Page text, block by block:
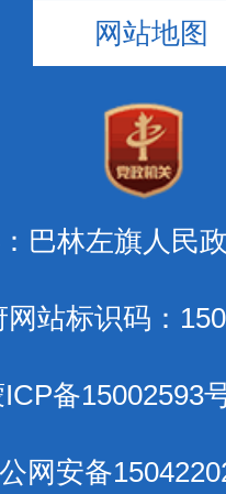
网站地图
巴林左旗人民
网站标识码：
备15002593
网安备